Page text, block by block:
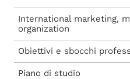
International marketing,
organization
Obiettivi e sbocchi
Piano di studio